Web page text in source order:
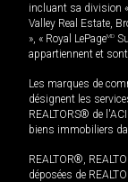
incluant sa division
Valley Real Estate,
», « Royal LePageMD
appartiennent et
Les marques de
désignent les
REALTORS® de
biens immobiliers
REALTOR®,
déposées de